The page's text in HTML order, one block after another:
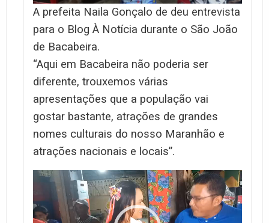
A prefeita Naila Gonçalo de deu entrevista
para o Blog À Notícia durante o São João
de Bacabeira.
“Aqui em Bacabeira não poderia ser
diferente, trouxemos várias
apresentações que a população vai
gostar bastante, atrações de grandes
nomes culturais do nosso Maranhão e
atrações nacionais e locais”.
Tocador
vídeo